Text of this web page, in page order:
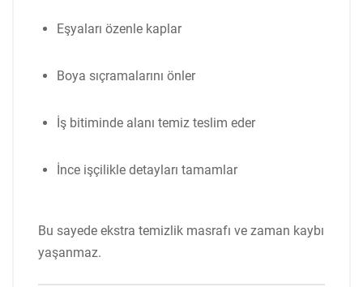
Eşyaları özenle kaplar
Boya sıçramalarını önler
İş bitiminde alanı temiz teslim eder
İnce işçilikle detayları tamamlar
Bu sayede ekstra temizlik masrafı ve zaman kaybı
yaşanmaz.